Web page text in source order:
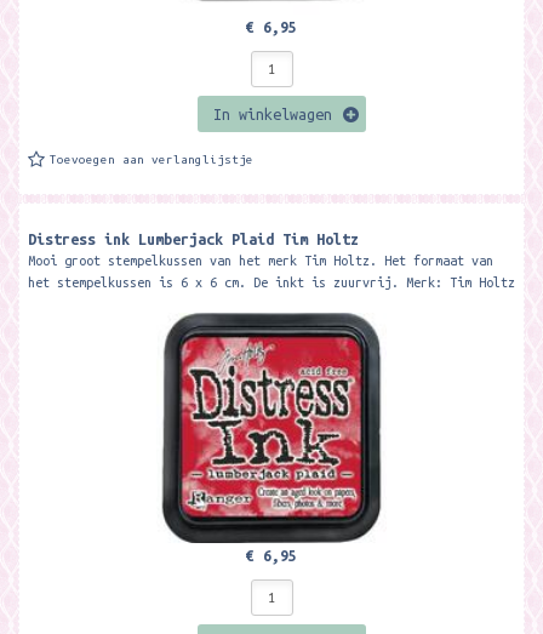
€ 6,95
In winkelwagen
Toevoegen aan verlanglijstje
Distress ink Lumberjack Plaid Tim Holtz
Mooi groot stempelkussen van het merk Tim Holtz. Het formaat van
het stempelkussen is 6 x 6 cm. De inkt is zuurvrij. Merk: Tim Holtz
€ 6,95